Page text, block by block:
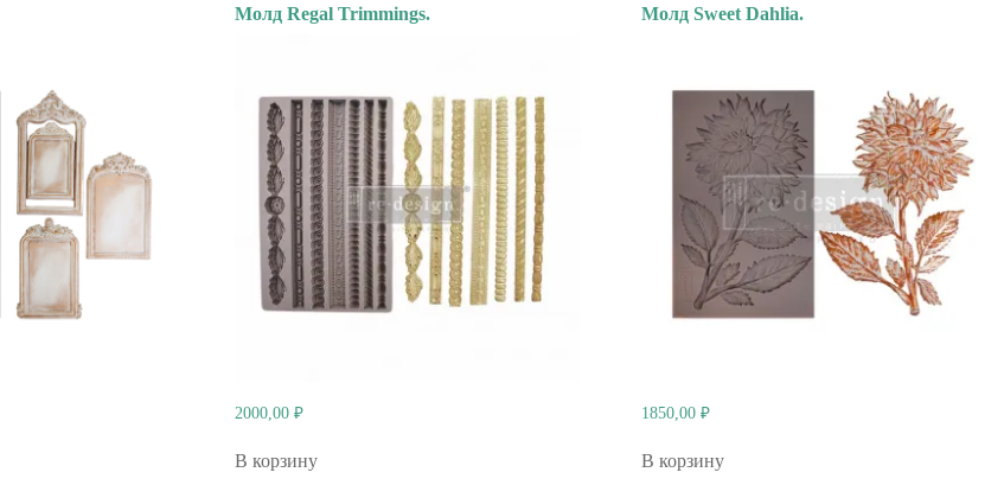
Молд Regal Trimmings.
2000,00 ₽
В корзину
Молд Sweet Dahlia.
1850,00 ₽
В корзину